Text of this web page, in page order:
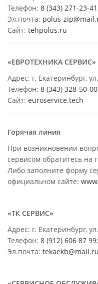
Телефон: 8 (343) 271-23-41
Эл.почта: polus-
Сайт: tehpolus.ru
«ЕВРОТЕХНИКА СЕРВИС»
Адрес: г. Екатеринбург,
Телефон: 8 (343) 328-50-00
Сайт: euroservice.tech
Горячая линия
При возникновении
сервисом обратитесь на
Либо заполните форму
официальном сайте:
«ТК СЕРВИС»
Адрес: г. Екатеринбург,
Телефон: 8 (912) 606 87 99;
Эл.почта: tekaekb@mail.ru